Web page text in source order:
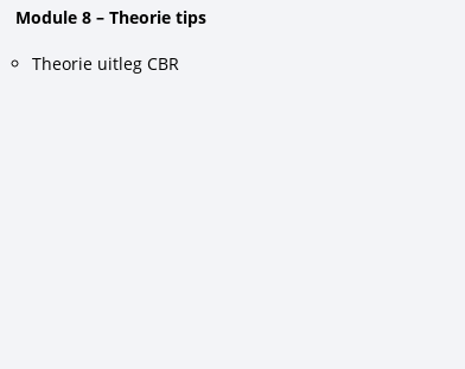
Module 8 – Theorie tips
Theorie uitleg CBR